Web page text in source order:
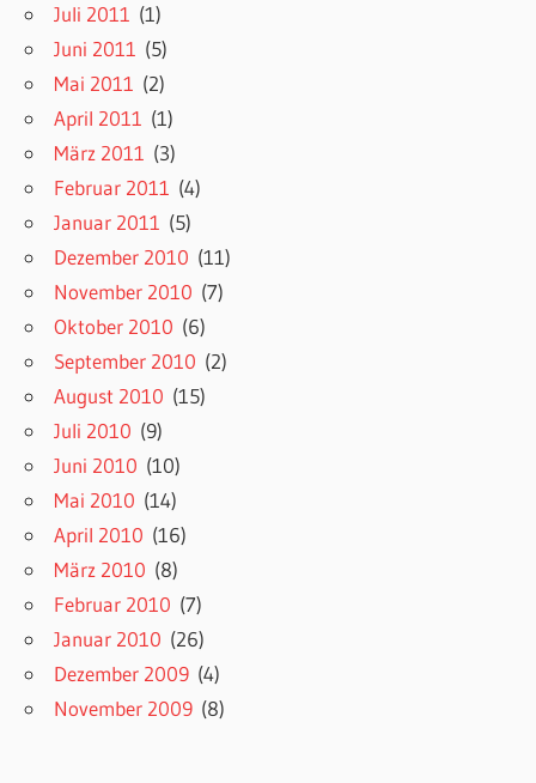
Juli 2011 (1)
Juni 2011 (5)
Mai 2011 (2)
April 2011 (1)
März 2011 (3)
Februar 2011 (4)
Januar 2011 (5)
Dezember 2010 (11)
November 2010 (7)
Oktober 2010 (6)
September 2010 (2)
August 2010 (15)
Juli 2010 (9)
Juni 2010 (10)
Mai 2010 (14)
April 2010 (16)
März 2010 (8)
Februar 2010 (7)
Januar 2010 (26)
Dezember 2009 (4)
November 2009 (8)